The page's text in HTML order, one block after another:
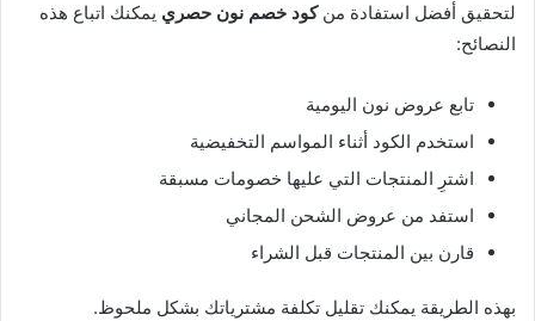
لتحقيق أفضل استفادة منكود خصم نون حصري يمكنك اتباع هذه
النصائح:
تابع عروض نون اليومية
استخدم الكود أثناء المواسم التخفيضية
اشترِ المنتجات التي عليها خصومات مسبقة
استفد من عروض الشحن المجاني
قارن بين المنتجات قبل الشراء
بهذه الطريقة يمكنك تقليل تكلفة مشترياتك بشكل ملحوظ.